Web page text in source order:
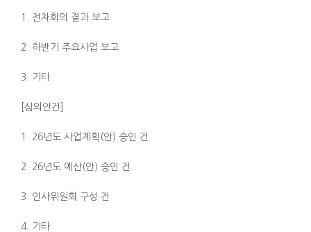
1. 전차회의 결과 보고
2. 하반기 주요사업 보고
3. 기타
[심의안건]
1. 26년도 사업계획(안) 승인 건
2. 26년도 예산(안) 승인 건
3. 인사위원회 구성 건
4. 기타